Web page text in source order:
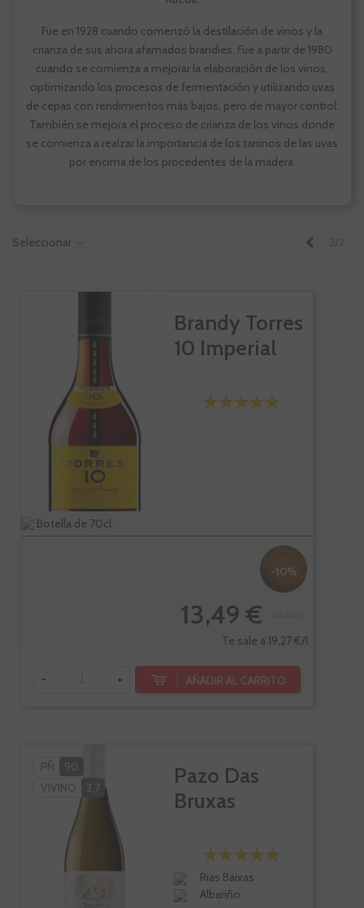
Fue en 1928 cuando comenzó la destilación de vinos y la
crianza de sus ahora afamados brandies. Fue a partir de 1980
cuando se comienza a mejorar la elaboración de los vinos,
optimizando los procesos de fermentación y utilizando uvas
de cepas con rendimientos más bajos, pero de mayor control.
También se mejora el proceso de crianza de los vinos donde
se comienza a realzar la importancia de los taninos de las uvas
por encima de los procedentes de la madera.
Seleccionar
Brandy Torres
10 Imperial
Botella de 70cl.
-10%
13,49 €
Te sale a 19,27 €/l
- + AÑADIR AL CARRITO
PÑ
90
VIVINO
3,7
Pazo Das
Bruxas
Rias Baixas
Albariño